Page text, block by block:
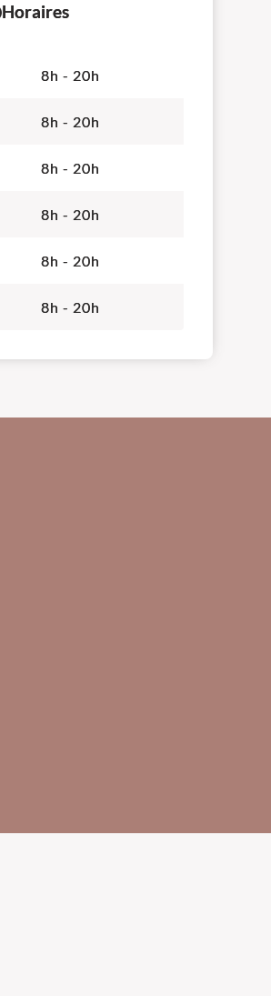
Horaires
8h - 20h
8h - 20h
8h - 20h
8h - 20h
8h - 20h
8h - 20h